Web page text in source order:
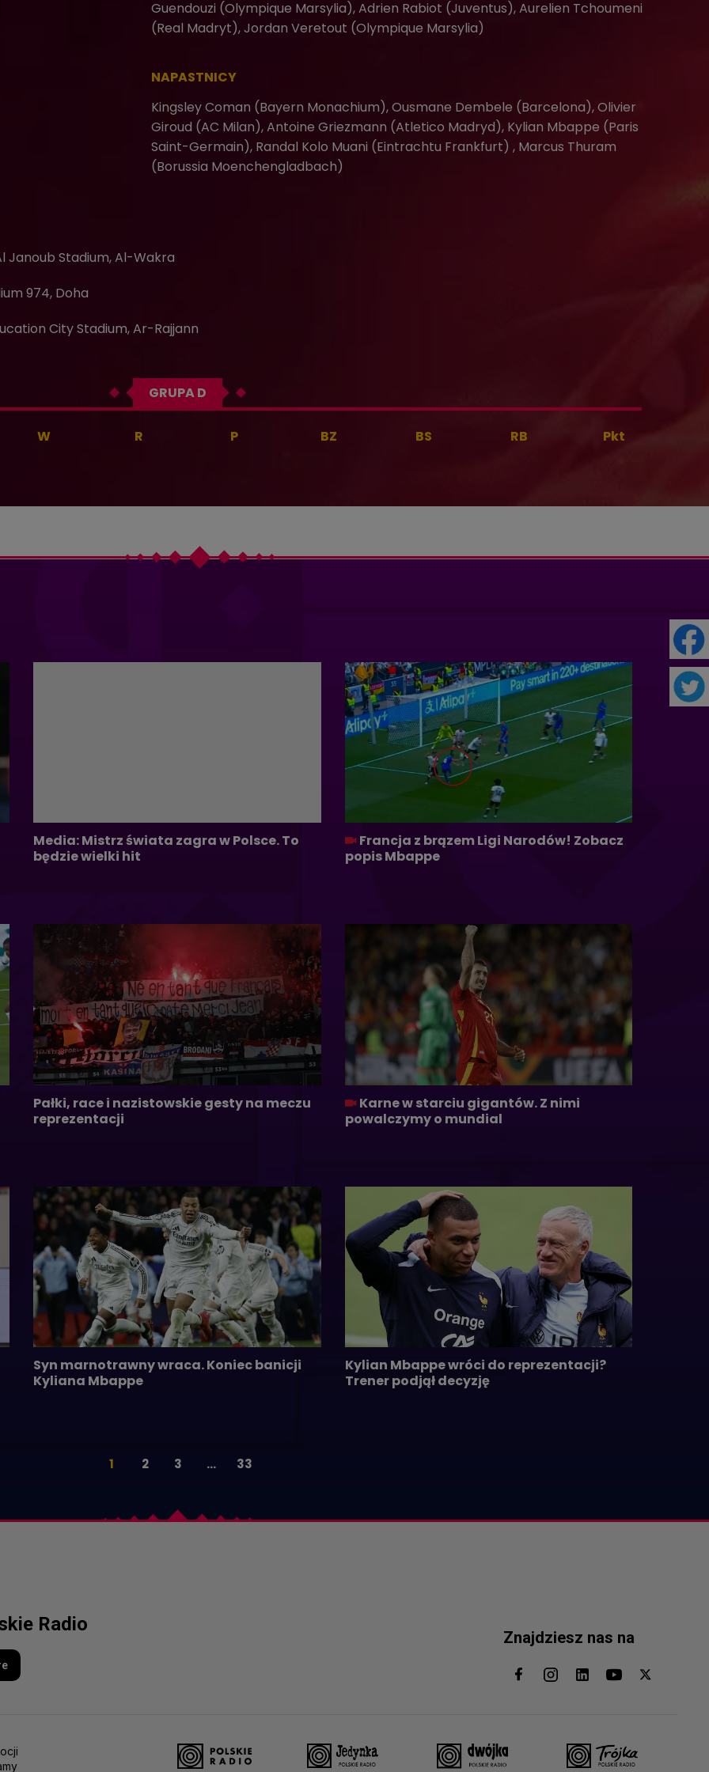
Guendouzi (Olympique Marsylia), Adrien Rabiot (Juventus), Aurelien Tchoumeni
(Real Madryt), Jordan Veretout (Olympique Marsylia)
NAPASTNICY
Kingsley Coman (Bayern Monachium), Ousmane Dembele (Barcelona), Olivier
Giroud (AC Milan), Antoine Griezmann (Atletico Madryd), Kylian Mbappe (Paris
Saint-Germain), Randal Kolo Muani (Eintrachtu Frankfurt) , Marcus Thuram
(Borussia Moenchengladbach)
Janoub Stadium, Al-Wakra
974, Doha
City Stadium, Ar-Rajjann
GRUPA D
W R P BZ BS RB Pkt
Media: Mistrz świata zagra w Polsce. To
będzie wielki hit
Francja z brązem Ligi Narodów! Zobacz
popis Mbappe
Pałki, race i nazistowskie gesty na meczu
reprezentacji
Karne w starciu gigantów. Z nimi
powalczymy o mundial
Syn marnotrawny wraca. Koniec banicji
Kyliana Mbappe
Kylian Mbappe wróci do reprezentacji?
Trener podjął decyzję
1 2 3 ... 33
Radio
Znajdziesz nas na